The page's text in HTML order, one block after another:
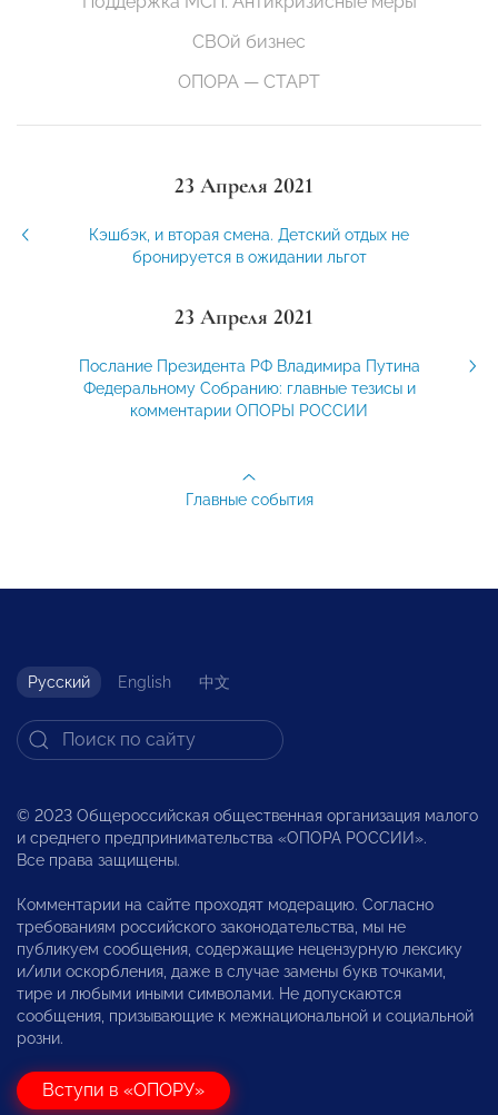
СВОй бизнес
ОПОРА — СТАРТ
23 Апреля 2021
Кэшбэк, и вторая смена. Детский отдых не
бронируется в ожидании льгот
23 Апреля 2021
Послание Президента РФ Владимира Путина
Федеральному Собранию: главные тезисы и
комментарии ОПОРЫ РОССИИ
Главные события
Русский English 中文
© 2023 Общероссийская общественная организация малого
и среднего предпринимательства «ОПОРА РОССИИ».
Все права защищены.
Комментарии на сайте проходят модерацию. Согласно
требованиям российского законодательства, мы не
публикуем сообщения, содержащие нецензурную лексику
и/или оскорбления, даже в случае замены букв точками,
тире и любыми иными символами. Не допускаются
сообщения, призывающие к межнациональной и социальной
розни.
Вступи в «ОПОРУ»